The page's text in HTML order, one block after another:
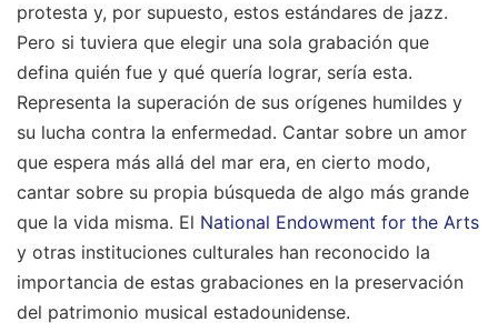
protesta y, por supuesto, estos estándares de jazz.
Pero si tuviera que elegir una sola grabación que
defina quién fue y qué quería lograr, sería esta.
Representa la superación de sus orígenes humildes y
su lucha contra la enfermedad. Cantar sobre un amor
que espera más allá del mar era, en cierto modo,
cantar sobre su propia búsqueda de algo más grande
que la vida misma. El National Endowment for the Arts
y otras instituciones culturales han reconocido la
importancia de estas grabaciones en la preservación
del patrimonio musical estadounidense.